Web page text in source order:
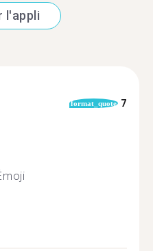
l'appli
format_quote 7